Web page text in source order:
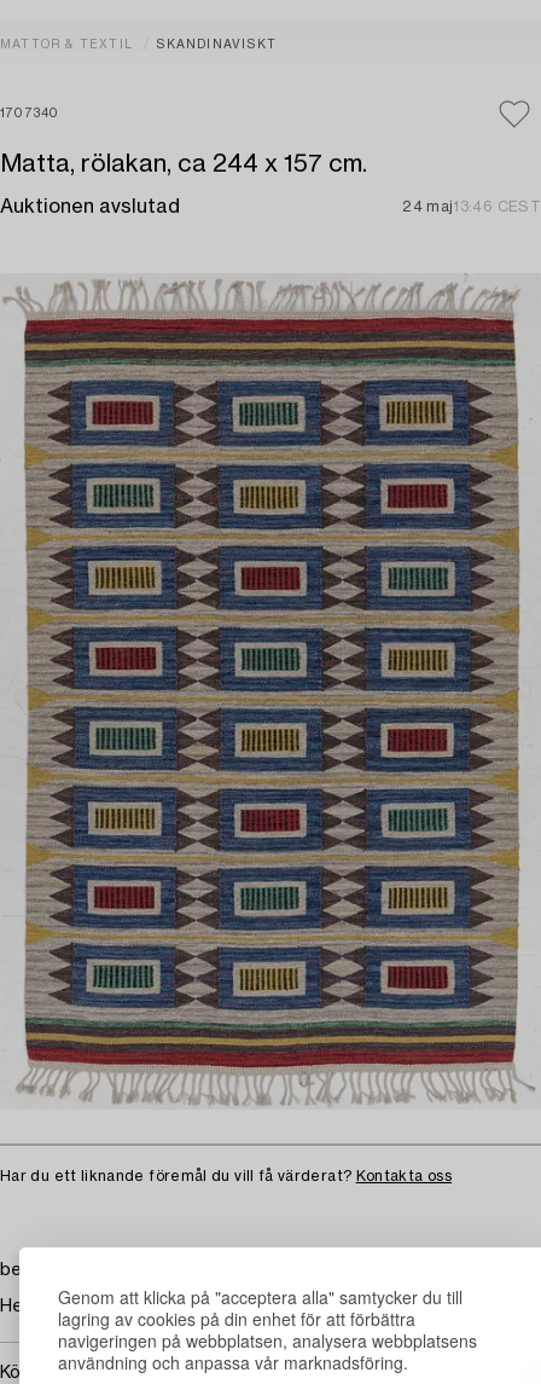
Genom att klicka på "acceptera alla" samtycker du till
lagring av cookies på din enhet för att förbättra
navigeringen på webbplatsen, analysera webbplatsens
användning och anpassa vår marknadsföring.
MATTOR & TEXTIL SKANDINAVISKT
1707340
Matta, rölakan, ca 244 x 157 cm.
Auktionen avslutad 24 maj13:46 CEST
Har du ett liknande föremål du vill få värderat? Kontakta oss
beige botten med polykroma medaljonger och viggar.
Helhetsintrycket är gott.
Köpinformation